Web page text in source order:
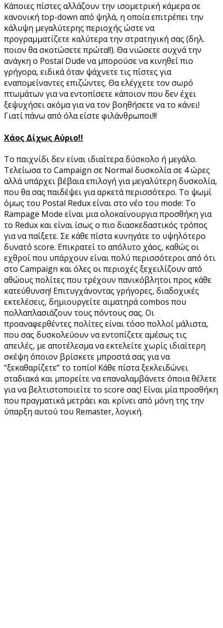
Κάποιες πίστες αλλάζουν την ισομετρική κάμερα σε
κανονική top-down από ψηλά, η οποία επιτρέπει την
κάλυψη μεγαλύτερης περιοχής ώστε να
προγραμματίζετε καλύτερα την στρατηγική σας (δηλ.
ποιον θα σκοτώσετε πρώτα!!). Θα νιώσετε συχνά την
ανάγκη ο Postal Dude να μπορούσε να κινηθεί πιο
γρήγορα, ειδικά όταν ψάχνετε τις πίστες για
εναπομείναντες επιζώντες. Θα ελέγχετε τον σωρό
πτωμάτων για να εντοπίσετε κάποιον που δεν έχει
ξεψυχήσει ακόμα για να τον βοηθήσετε να το κάνει!
Γιατί πάνω από όλα είστε φιλάνθρωποι!!!
Χάος Δίχως Αύριο!!
Το παιχνίδι δεν είναι ιδιαίτερα δύσκολο ή μεγάλο.
Τελείωσα το Campaign σε Normal δυσκολία σε 4 ώρες
αλλά υπάρχει βέβαια επιλογή για μεγαλύτερη δυσκολία,
που θα σας παιδέψει για αρκετά περισσότερο. Το ψωμί
όμως του Postal Redux είναι στο νέο του mode: Το
Rampage Mode είναι μια ολοκαίνουργια προσθήκη για
το Redux και είναι ίσως ο πιο διασκεδαστικός τρόπος
για να παίξετε. Σε κάθε πίστα κυνηγάτε το υψηλότερο
δυνατό score. Επικρατεί το απόλυτο χάος, καθώς οι
εχθροί που υπάρχουν είναι πολύ περισσότεροι από ότι
στο Campaign και όλες οι περιοχές ξεχειλίζουν από
αθώους πολίτες που τρέχουν πανικόβλητοι προς κάθε
κατεύθυνση! Επιτυγχάνοντας γρήγορες, διαδοχικές
εκτελέσεις, δημιουργείτε αιματηρά combos που
πολλαπλασιάζουν τους πόντους σας. Οι
προαναφερθέντες πολίτες είναι τόσο πολλοί μάλιστα,
που σας δυσκολεύουν να εντοπίζετε αμέσως τις
απειλές, με αποτέλεσμα να εκτελείτε χωρίς ιδιαίτερη
σκέψη όποιον βρίσκετε μπροστά σας για να
“ξεκαθαρίζετε” το τοπίο! Κάθε πίστα ξεκλειδώνει
σταδιακά και μπορείτε να επαναλαμβάνετε όποια θέλετε
για να βελτιστοποιείτε το score σας! Είναι μία προσθήκη
που πραγματικά μετράει και κρίνει από μόνη της την
ύπαρξη αυτού του Remaster, λογική.